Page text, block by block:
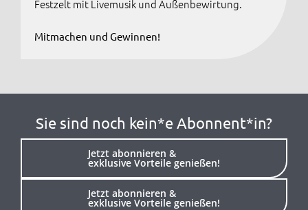
Festzelt mit Livemusik und Außenbewirtung.
Mitmachen und Gewinnen!
Sie sind noch kein*e Abonnent*in?
Jetzt abonnieren &
exklusive Vorteile genießen!
Jetzt abonnieren &
exklusive Vorteile genießen!